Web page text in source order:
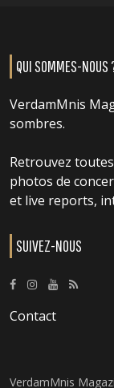
QUI SOMMES-NOUS
VerdamMnis
sombres.
Retrouvez
photos de
et live reports,
SUIVEZ-NOUS
Contact
VerdamMnis